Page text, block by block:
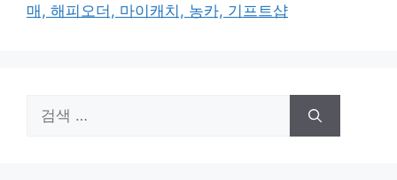
매, 해피오더, 마이캐치, 농카, 기프트샵
색: